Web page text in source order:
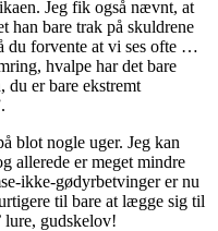
Jeg fik også nævnt, at
han bare trak på skuldrene
du forvente at vi ses ofte …
hvalpe har det bare
du er bare ekstremt
blot nogle uger. Jeg kan
allerede er meget mindre
ikke-gødyrbetvinger er nu
til bare at lægge sig til
lure, gudskelov!